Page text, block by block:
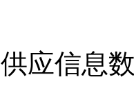
供应信息